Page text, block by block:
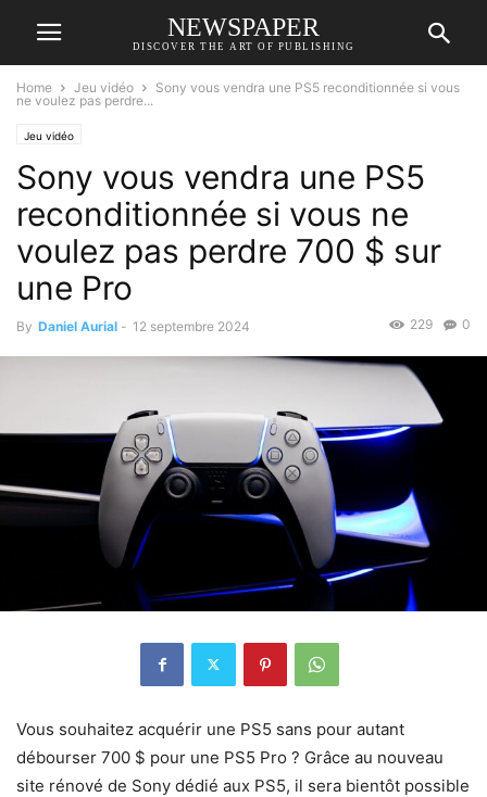
NEWSPAPER
DISCOVER THE ART OF PUBLISHING
Home Jeu vidéo
Sony vous vendra une PS5 reconditionnée si vous
ne voulez pas perdre...
Jeu vidéo
Sony vous vendra une PS5
reconditionnée si vous ne
voulez pas perdre 700 $ sur
une Pro
By Daniel Aurial - 12 septembre 2024 0
229
Vous souhaitez acquérir une PS5 sans pour autant
débourser 700 $ pour une PS5 Pro ? Grâce au nouveau
site rénové de Sony dédié aux PS5, il sera bientôt possible